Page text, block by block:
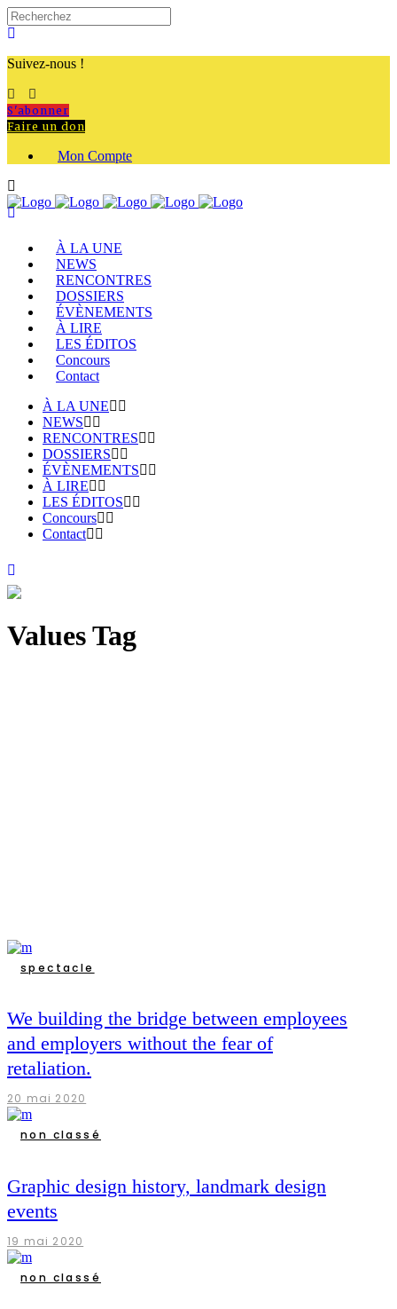
Suivez-nous !
S'abonner
Faire un don
Mon Compte
À LA UNE
NEWS
RENCONTRES
DOSSIERS
ÉVÈNEMENTS
À LIRE
LES ÉDITOS
Concours
Contact
À LA UNE
NEWS
RENCONTRES
DOSSIERS
ÉVÈNEMENTS
À LIRE
LES ÉDITOS
Concours
Contact
Values Tag
spectacle
We building the bridge between employees
and employers without the fear of
retaliation.
20 mai 2020
non classé
Graphic design history, landmark design
events
19 mai 2020
non classé